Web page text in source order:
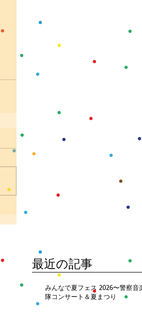
最近の記事
みんなで夏フェス 2026〜警察音楽
隊コンサート＆夏まつり